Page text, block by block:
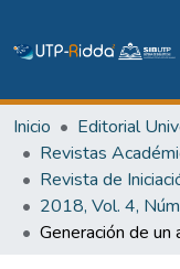
Inicio
Revistas